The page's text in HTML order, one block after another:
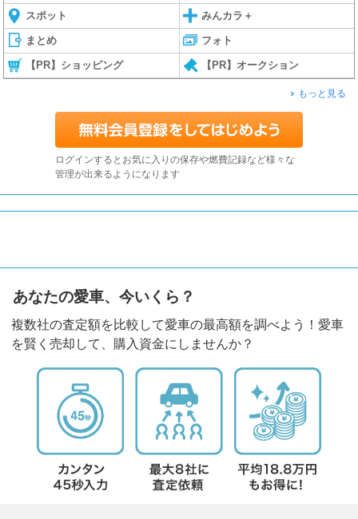
スポット みんカラ＋
まとめ フォト
【PR】ショッピング 【PR】オークション
もっと見る
ログインするとお気に入りの保存や燃費記録など様々な
管理が出来るようになります
あなたの愛車、今いくら？
複数社の査定額を比較して愛車の最高額を調べよう！愛車
を賢く売却して、購入資金にしませんか？